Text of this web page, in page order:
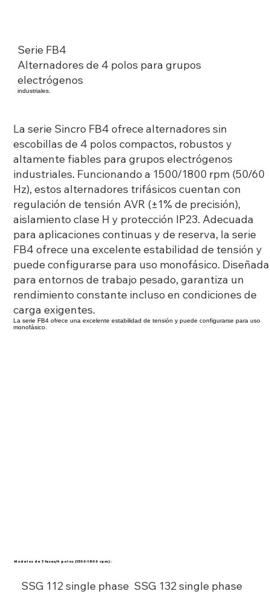
Serie FB4
Alternadores de 4 polos para grupos
electrógenos
industriales.
La serie Sincro FB4 ofrece alternadores sin
escobillas de 4 polos compactos, robustos y
altamente fiables para grupos electrógenos
industriales. Funcionando a 1500/1800 rpm (50/60
Hz), estos alternadores trifásicos cuentan con
regulación de tensión AVR (±1% de precisión),
aislamiento clase H y protección IP23. Adecuada
para aplicaciones continuas y de reserva, la serie
FB4 ofrece una excelente estabilidad de tensión y
puede configurarse para uso monofásico. Diseñada
para entornos de trabajo pesado, garantiza un
rendimiento constante incluso en condiciones de
carga exigentes.
La serie FB4 ofrece una excelente estabilidad de tensión y puede configurarse para uso
monofásico.
Modelos de 3 fases/4 polos (1500-1800 rpm):
SSG 112 single phase SSG 132 single phase